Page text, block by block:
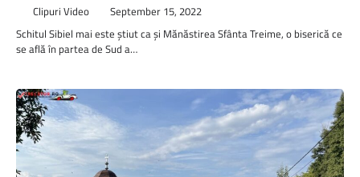
Clipuri Video September 15, 2022
Schitul Sibiel mai este știut ca și Mănăstirea Sfânta Treime, o biserică ce
se află în partea de Sud a…